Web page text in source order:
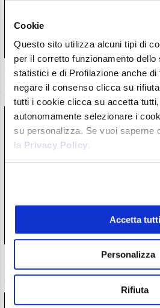
Cookie
Questo sito utilizza alcuni tipi di
per il corretto funzionamento
statistici e di Profilazione anche
negare il consenso clicca su
tutti i cookie clicca su accetta
autonomamente selezionare i
su personalizza. Se vuoi saperne
la Privacy Policy.
Accetta tutti
Personalizza
Rifiuta
Ondo fa -6%: caos legale nel
CEO porta in tribunale la “nuova”
07/08/26 11:23
La legge crypto ha fallito. Negli
settembre. Trump, Defi, stablecoin